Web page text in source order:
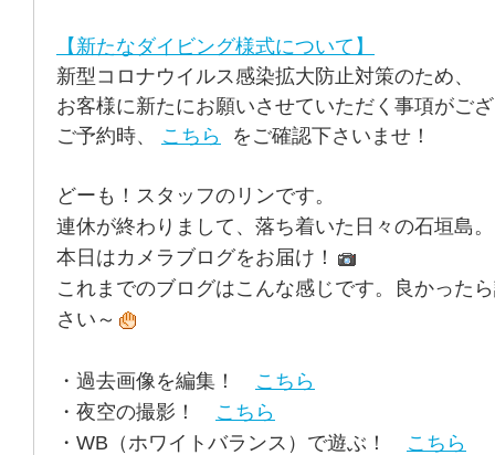
【新たなダイビング様式について】
新型コロナウイルス感染拡大防止対策のため、
お客様に新たにお願いさせていただく事項がご
ご予約時、 こちら をご確認下さいませ！
どーも！スタッフのリンです。
連休が終わりまして、落ち着いた日々の石垣島。
本日はカメラブログをお届け！
これまでのブログはこんな感じです。良かった
さい～
・過去画像を編集！ こちら
・夜空の撮影！ こちら
・WB（ホワイトバランス）で遊ぶ！ こちら